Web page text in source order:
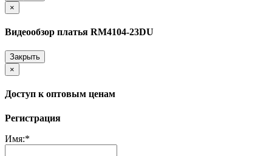
×
Видеообзор платья RM4104-23DU
Закрыть
×
Доступ к оптовым ценам
Регистрация
Имя:*